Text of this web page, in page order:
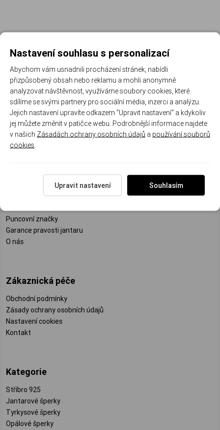
Registrujte se k odběru newsletteru a už Vám
nic neunikne
ODEBÍRAT
Doprava a platba
Velkoobchodní podmínky
Puncovní značky
Garance pravosti jantaru
O nás
Zákaznická péče
Obchodní podmínky
Zásady ochrany osobních údajů
Nastavení cookies
Kontakt
Kategorie
Stříbro 925
Jantarové šperky
Tyrkysové šperky
Opálové šperky
Nastavení souhlasu s personalizací
Abychom vám usnadnili procházení stránek, nabídli
přizpůsobený obsah nebo reklamu a mohli anonymně
analyzovat návštěvnost, využíváme soubory cookies, které
sdílíme se svými partnery pro sociální média, inzerci a analýzu.
Jejich nastavení upravíte odkazem "Upravit nastavení" a kdykoliv
jej můžete změnit v patičce webu. Podrobnější informace najdete
v našich Zásadách ochrany osobních údajů a používání souborů
cookies
Upravit nastavení Souhlasím